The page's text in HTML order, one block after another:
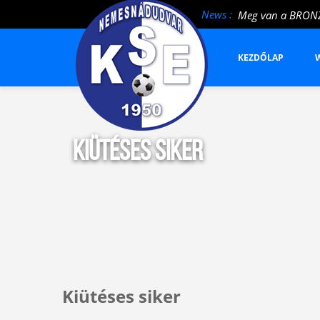
News :
Megcsíptek a
KEZDŐLAP
Kiütéses siker
Kiütéses siker